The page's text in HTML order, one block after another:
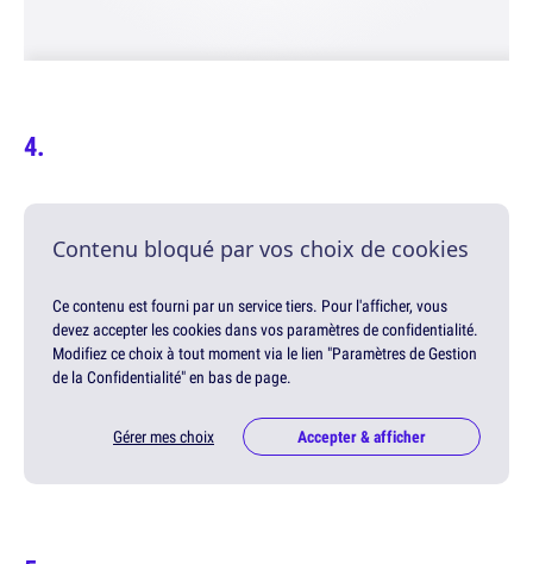
Contenu bloqué par vos choix de cookies
Ce contenu est fourni par un service tiers. Pour l'afficher, vous
devez accepter les cookies dans vos paramètres de confidentialité.
Modifiez ce choix à tout moment via le lien "Paramètres de Gestion
de la Confidentialité" en bas de page.
Gérer mes choix Accepter & afficher